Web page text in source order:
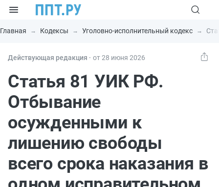
Главная Кодексы Уголовно-исполнительный кодекс
Действующая редакция ⸱ от 28 июня 2026
Статья 81 УИК РФ.
Отбывание
осужденными к
лишению свободы
всего срока наказания в